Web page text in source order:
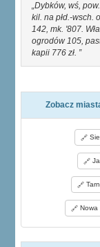
Dybków, wś,
kil. na płd.-wsch.
142, mk. '807.
ogrodów 105,
kapii 776 zł.
Zobacz
Nowa